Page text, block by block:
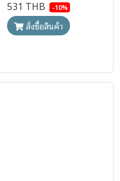
531 THB -10%
สั่งซื้อสินค้า